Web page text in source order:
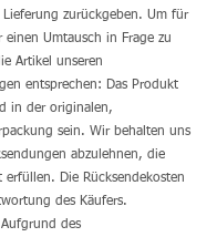
zurückgeben. Um für
einen Umtausch in Frage zu
Artikel unseren
entsprechen: Das Produkt
in der originalen,
sein. Wir behalten uns
abzulehnen, die
erfüllen. Die Rücksendekosten
des Käufers.
des